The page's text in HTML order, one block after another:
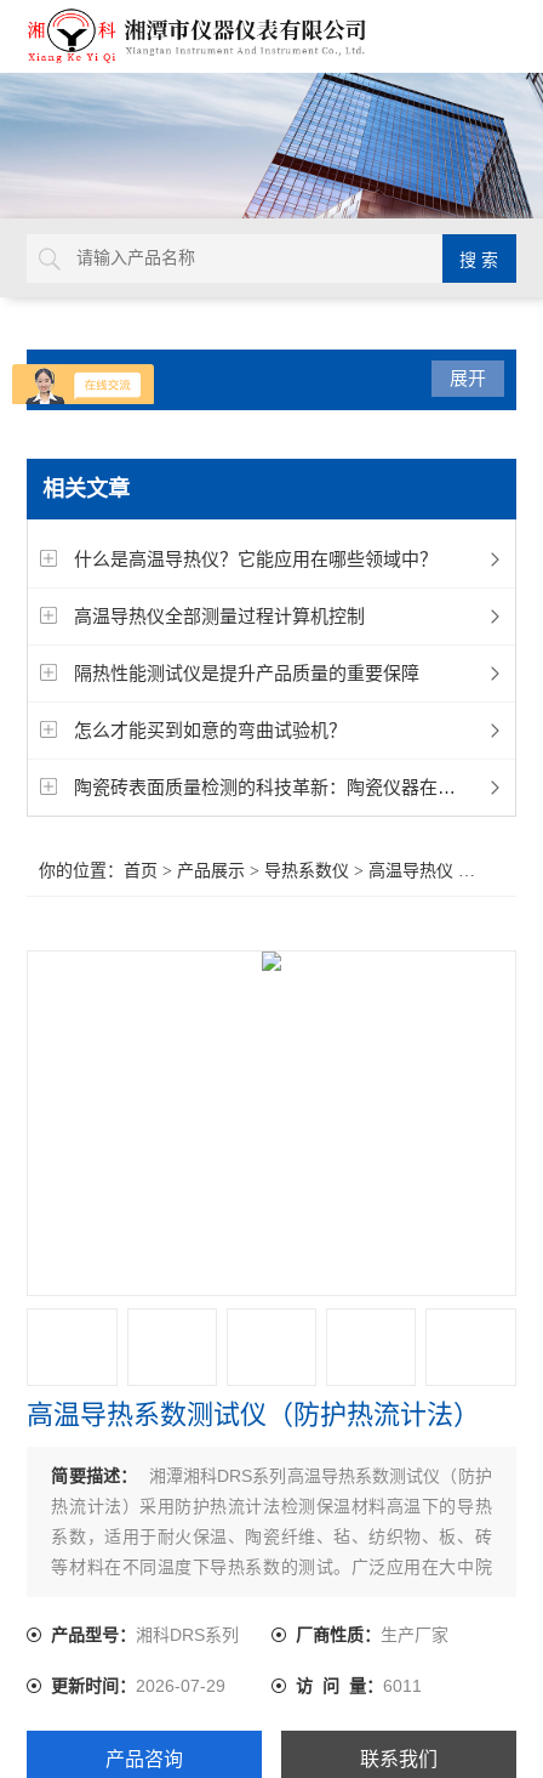
产品分类
瞬态导热仪
快速导热仪
高温导热仪
平板导热仪
热流法导热系数仪
展开
相关文章
什么是高温导热仪？它能应用在哪些领域中？
高温导热仪全部测量过程计算机控制
隔热性能测试仪是提升产品质量的重要保障
怎么才能买到如意的弯曲试验机？
陶瓷砖表面质量检测的科技革新：陶瓷仪器在陶瓷砖生产中的精准护航
你的位置：首页 > 产品展示 >导热系数仪 > 高温导热仪
高温导热系数测试仪（防护热流计法）
简要描述：
湘潭湘科DRS系列高温导热系数测试仪（防护
热流计法）采用防护热流计法检测保温材料高温下的导热
系数，适用于耐火保温、陶瓷纤维、毡、纺织物、板、砖
等材料在不同温度下导热系数的测试。广泛应用在大中院
产品型号：湘科DRS系列 厂商性质： 生产厂家
更新时间：2026-07-29 访 问 量： 6011
产品咨询 联系我们